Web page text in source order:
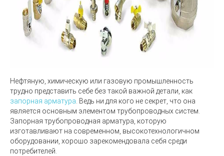
Нефтяную, химическую или газовую промышленность
трудно представить себе без такой важной детали, как
запорная арматура . Ведь ни для кого не секрет, что она
является основным элементом трубопроводных систем.
Запорная трубопроводная арматура, которую
изготавливают на современном, высокотехнологичном
оборудовании, хорошо зарекомендовала себя среди
потребителей.